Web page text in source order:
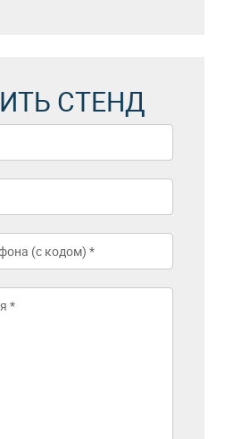
СТЕНД